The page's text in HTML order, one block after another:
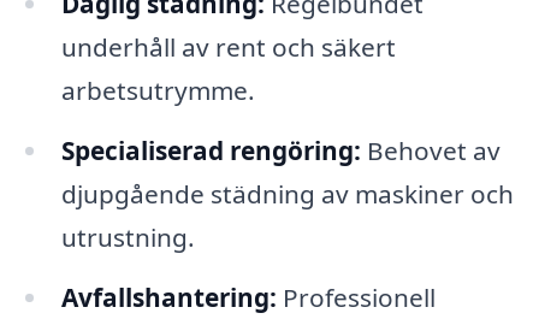
underhåll av rent och säkert
arbetsutrymme.
Specialiserad rengöring: Behovet av
djupgående städning av maskiner och
utrustning.
Avfallshantering: Professionell